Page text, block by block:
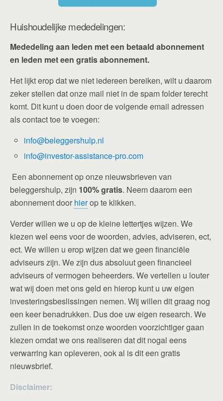
Huishoudelijke mededelingen:
Mededeling aan leden met een betaald abonnement
en leden met een gratis abonnement.
Het lijkt erop dat we niet iedereen bereiken, wilt u daarom
zeker stellen dat onze mail niet in de spam folder terecht
komt. Dit kunt u doen door de volgende email adressen
als contact toe te voegen:
info@beleggershulp.nl
info@investor-assistance-pro.com
Een abonnement op onze nieuwsbrieven van
beleggershulp, zijn 100% gratis. Neem daarom een
abonnement door hierop te klikken.
Verder willen we u op de kleine lettertjes wijzen. We
kiezen wel eens voor de woorden, advies, adviseren, ect,
ect. We willen u erop wijzen dat we geen financiële
adviseurs zijn. We zijn dus absoluut geen financieel
adviseurs of vermogen beheerders. We vertellen u louter
wat wij doen met ons geld en hierop kunt u uw eigen
investeringsbeslissingen nemen. Wij willen dit graag nog
een keer benadrukken. Dus doe uw eigen research. We
zullen in de toekomst onze woorden voorzichtiger gaan
kiezen omdat we ons realiseren dat dit nogal eens
verwarring kan opleveren, ook al is dit een gratis
nieuwsbrief.
Disclaimer: